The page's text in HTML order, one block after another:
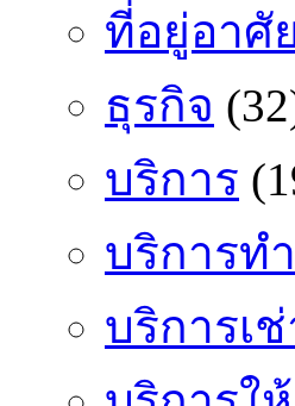
ที่อยู่อาศั
ธุรกิจ
บริการ
บริการท
บริการเ